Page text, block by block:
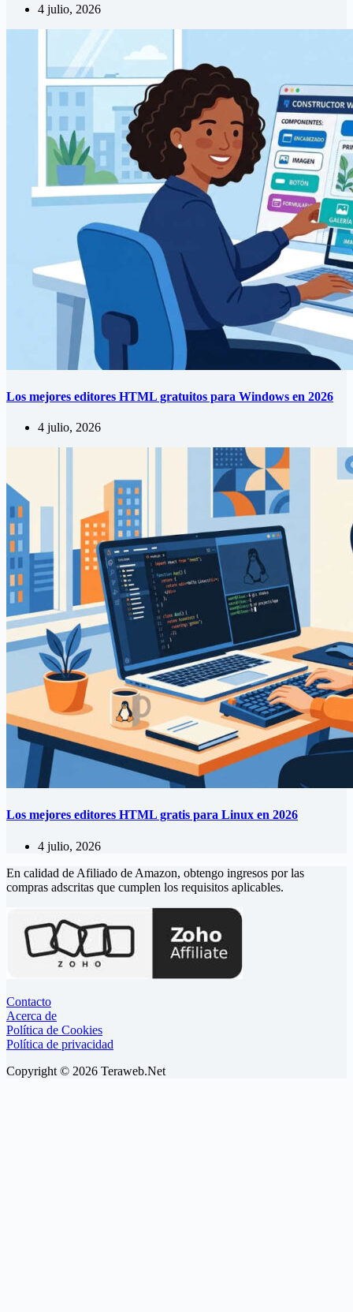
4 julio, 2026
Los mejores editores HTML gratuitos para Windows en 2026
4 julio, 2026
Los mejores editores HTML gratis para Linux en 2026
4 julio, 2026
En calidad de Afiliado de Amazon, obtengo ingresos por las
compras adscritas que cumplen los requisitos aplicables.
Contacto
Acerca de
Política de Cookies
Política de privacidad
Copyright © 2026 Teraweb.Net